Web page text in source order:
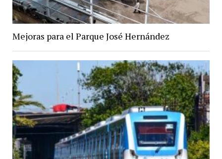
Mejoras para el Parque José Hernández